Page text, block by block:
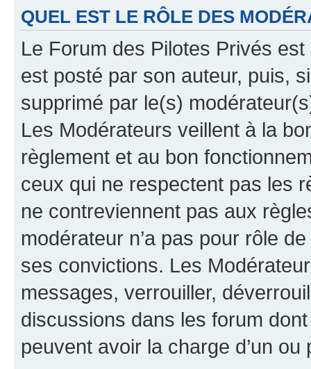
QUEL EST LE RÔLE DES
Le Forum des Pilotes Privés
est posté par son auteur, puis,
supprimé par le(s)
Les Modérateurs veillent à la
règlement et au bon
ceux qui ne respectent pas les
ne contreviennent pas aux
modérateur n’a pas pour rôle
ses convictions. Les
messages, verrouiller,
discussions dans les forum
peuvent avoir la charge d’un